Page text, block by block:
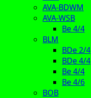
AVA-BDWM
AVA-WSB
Be 4/4
BLM
BDe 2/4
BDe 4/4
Be 4/4
Be 4/6
BOB